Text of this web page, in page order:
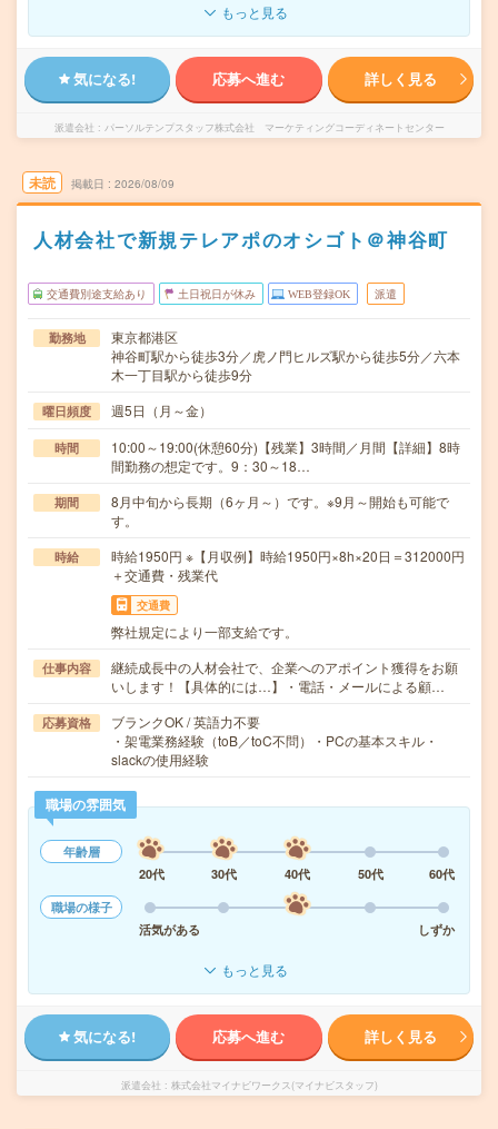
もっと見る
気になる! 応募へ進む 詳しく見る
派遣会社 パーソルテンプスタッフ株式会社 マーケティングコーディネートセンター
未読 掲載日 2026/08/09
人材会社で新規テレアポのオシゴト＠神谷町
交通費別途支給あり 土日祝日が休み WEB登録OK 派遣
勤務地
東京都港区
神谷町駅から徒歩3分／虎ノ門ヒルズ駅から徒歩5分／六本
木一丁目駅から徒歩9分
曜日頻度 週5日（月～金）
時間
10:00～19:00(休憩60分)【残業】3時間／月間【詳細】8時
間勤務の想定です。9：30～18…
期間
8月中旬から長期（6ヶ月～）です。※9月～開始も可能で
す。
時給
時給1950円 ※【月収例】時給1950円×8h×20日＝312000円
＋交通費・残業代
交通費
弊社規定により一部支給です。
仕事内容
継続成長中の人材会社で、企業へのアポイント獲得をお願
いします！【具体的には…】・電話・メールによる顧…
応募資格
ブランクOK / 英語力不要
・架電業務経験（toB／toC不問）・PCの基本スキル・
slackの使用経験
職場の雰囲気
年齢層
20代
30代 40代 50代
60代
職場の様子
活気がある
しずか
もっと見る
気になる! 応募へ進む 詳しく見る
派遣会社 株式会社マイナビワークス(マイナビスタッフ)